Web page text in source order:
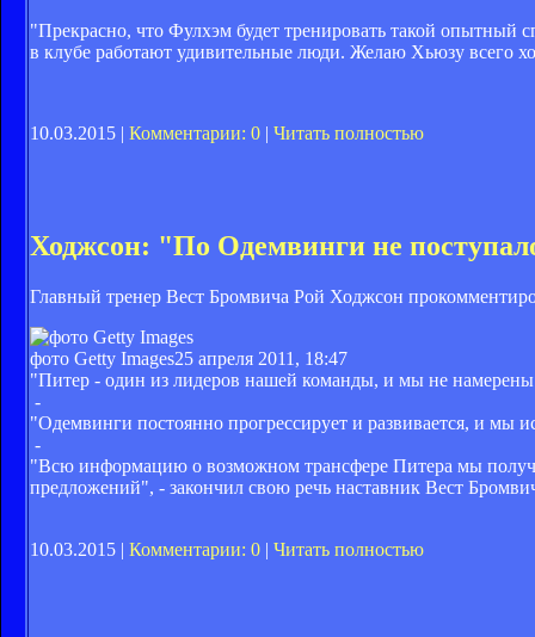
"Прекрасно, что Фулхэм будет тренировать такой опытный
в клубе работают удивительные люди. Желаю Хьюзу всего
10.03.2015 | Комментарии: 0 | Читать полностью
Ходжсон: "По Одемвинги не
Главный тренер Вест Бромвича Рой Ходжсон
фото Getty Images25 апреля 2011, 18:47
"Питер - один из лидеров нашей команды, и мы не
-
"Одемвинги постоянно прогрессирует и развивается, и мы
-
"Всю информацию о возможном трансфере Питера мы
предложений", - закончил свою речь наставник Вест
10.03.2015 | Комментарии: 0 | Читать полностью